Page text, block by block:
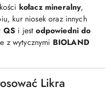
kołacz mineralny,
kur niosek oraz innych
QS i jestodpowiedni do
z wytycznymi BIOLAND
Likra